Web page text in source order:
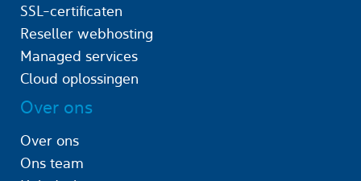
SSL-certificaten
Reseller webhosting
Managed services
Cloud oplossingen
Over ons
Over ons
Ons team